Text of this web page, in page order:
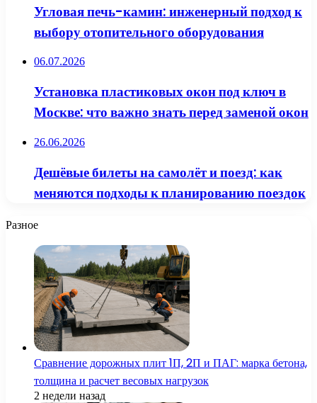
Угловая печь-камин: инженерный подход к
выбору отопительного оборудования
06.07.2026
Установка пластиковых окон под ключ в
Москве: что важно знать перед заменой окон
26.06.2026
Дешёвые билеты на самолёт и поезд: как
меняются подходы к планированию поездок
Разное
Сравнение дорожных плит 1П, 2П и ПАГ: марка бетона,
толщина и расчет весовых нагрузок
2 недели назад